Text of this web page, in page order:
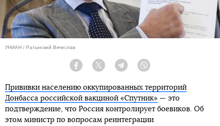
УНИАН / Ратынский Вячеслав
Facebook Twitter Telegram
Прививки населению оккупированных территорий
Донбасса российской вакциной «Спутник» — это
подтверждение, что Россия контролирует боевиков. Об
этом министр по вопросам реинтеграции